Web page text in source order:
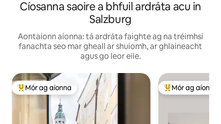
Cíosanna saoire a bhfuil ardráta acu in
Salzburg
Aontaíonn aíonna: tá ardráta faighte ag na tréimhsí
fanachta seo mar gheall ar shuíomh, ar ghlaineacht
agus go leor eile.
An-mhór ag aíonna
Mór ag aíonna An-mhór ag
Mór ag aíonna